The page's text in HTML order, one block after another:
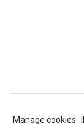
Manage cookies